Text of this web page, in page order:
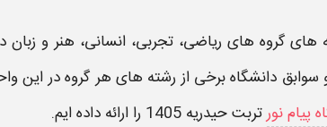
هایگروه های ریاضی، تجربی، انسانی، هنر و زبان
سوابق دانشگاه برخی از رشته های هر گروه در این
پیام نورتربت حیدریه 1405 را ارائه داده ایم.